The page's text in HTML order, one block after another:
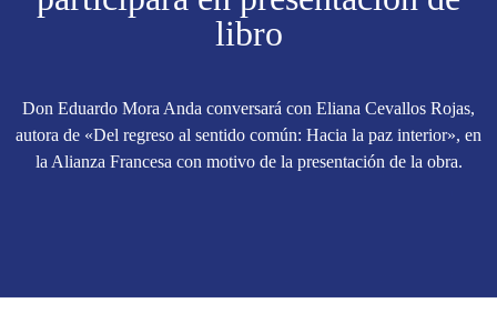
libro
Don Eduardo Mora Anda conversará con Eliana Cevallos Rojas,
autora de «Del regreso al sentido común: Hacia la paz interior», en
la Alianza Francesa con motivo de la presentación de la obra.